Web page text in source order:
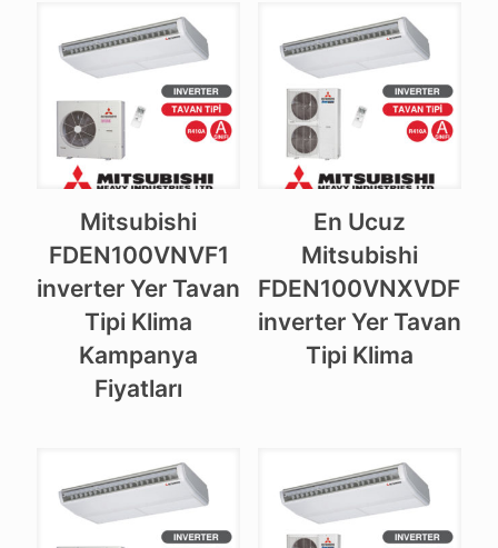
Mitsubishi
FDEN100VNVF1
inverter Yer Tavan
Tipi Klima
Kampanya
Fiyatları
En Ucuz
Mitsubishi
FDEN100VNXVDF
inverter Yer Tavan
Tipi Klima